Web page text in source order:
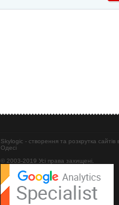
Skylogic - створення та розкрутка сайтів
Одесі
© 2003-2019 Усі права захищені.